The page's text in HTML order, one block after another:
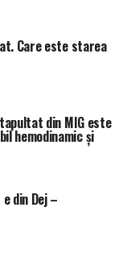
Care este starea
din MIG este
hemodinamic şi
din Dej –